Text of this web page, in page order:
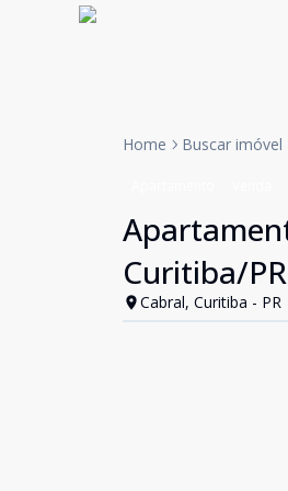
Home Buscar imóvel
Curitiba/PR
Cabral, Curitiba - PR